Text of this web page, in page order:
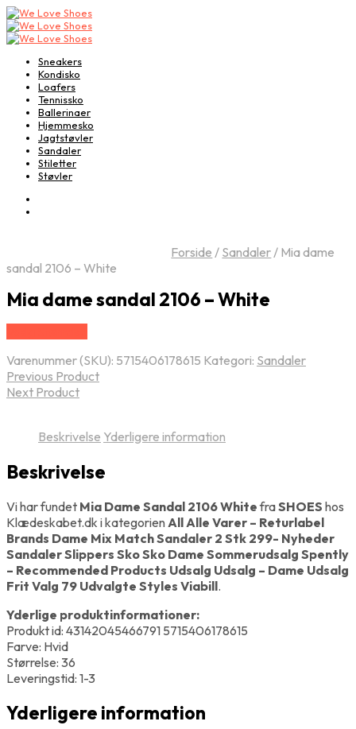
Sneakers
Kondisko
Loafers
Tennissko
Ballerinaer
Hjemmesko
Jagtstøvler
Sandaler
Stiletter
Støvler
Forside / Sandaler/ Mia dame
sandal 2106 – White
Mia dame sandal 2106 – White
Varenummer (SKU): 5715406178615 Kategori: Sandaler
Previous Product
Next Product
Beskrivelse Yderligere information
Beskrivelse
Vi har fundet Mia Dame Sandal 2106 WhitefraSHOES hos
Klædeskabet.dk i kategorien All Alle Varer – Returlabel
Brands Dame Mix Match Sandaler 2 Stk 299- Nyheder
Sandaler Slippers Sko Sko Dame Sommerudsalg Spently
– Recommended Products Udsalg Udsalg – Dame Udsalg
Frit Valg 79 Udvalgte Styles Viabill.
Yderlige produktinformationer:
Produkt id: 43142045466791 5715406178615
Farve: Hvid
Størrelse: 36
Leveringstid: 1-3
Yderligere information